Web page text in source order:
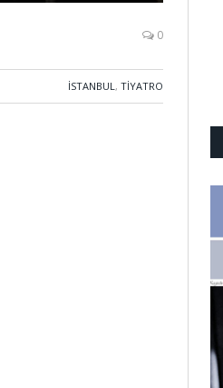
0
İSTANBUL, TIYATRO